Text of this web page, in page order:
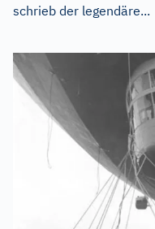
schrieb der legendäre...